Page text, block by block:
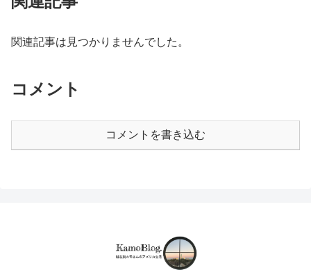
関連記事は見つかりませんでした。
コメント
コメントを書き込む